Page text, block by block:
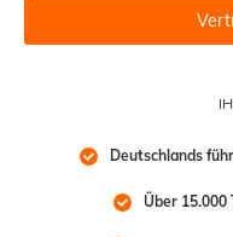
Deutschlands
Über 15.000